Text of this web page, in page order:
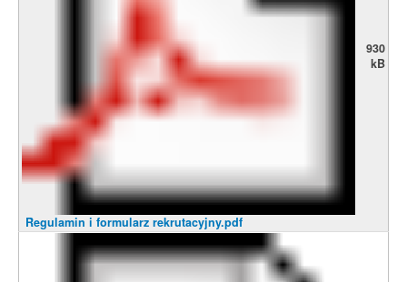
Regulamin i formularz rekrutacyjny.pdf
930
kB